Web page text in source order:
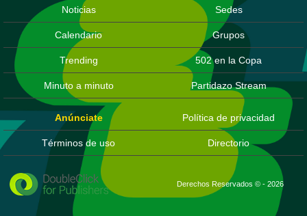
Noticias Sedes
Calendario Grupos
Trending 502 en la Copa
Minuto a minuto Partidazo Stream
Anúnciate Política de privacidad
Términos de uso Directorio
Derechos Reservados © - 2026